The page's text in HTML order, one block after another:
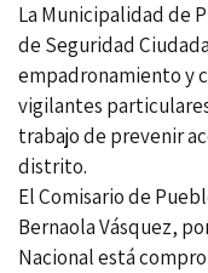
La Municipalidad de
de Seguridad
empadronamiento y
vigilantes
trabajo de prevenir
distrito.
El Comisario de
Bernaola Vásquez,
Nacional está